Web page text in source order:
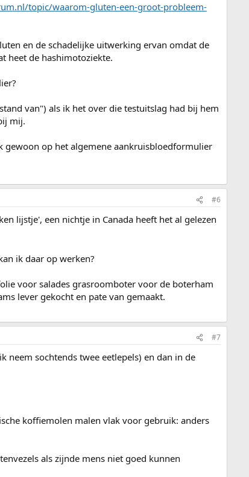
topic/waarom-gluten-een-groot-probleem-
en de schadelijke uitwerking ervan omdat de
heet de hashimotoziekte.
van") als ik het over die testuitslag had bij hem
mij.
gewoon op het algemene aankruisbloedformulier
#6
lijstje', een nichtje in Canada heeft het al gelezen
ik daar op werken?
voor salades grasroomboter voor de boterham
lever gekocht en pate van gemaakt.
#7
neem sochtends twee eetlepels) en dan in de
koffiemolen malen vlak voor gebruik: anders
als zijnde mens niet goed kunnen